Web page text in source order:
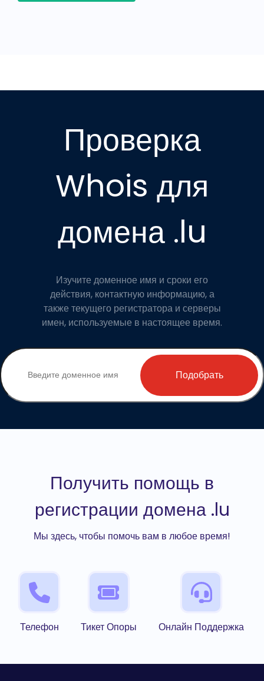
Проверка
Whois для
домена .lu
Изучите доменное имя и сроки его
действия, контактную информацию, а
также текущего регистратора и серверы
имен, используемые в настоящее время.
Подобрать
Получить помощь в
регистрации домена .lu
Мы здесь, чтобы помочь вам в любое время!
Телефон Тикет Опоры Онлайн Поддержка